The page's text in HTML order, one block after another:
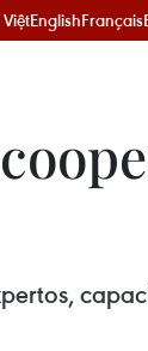
EnglishFrançais